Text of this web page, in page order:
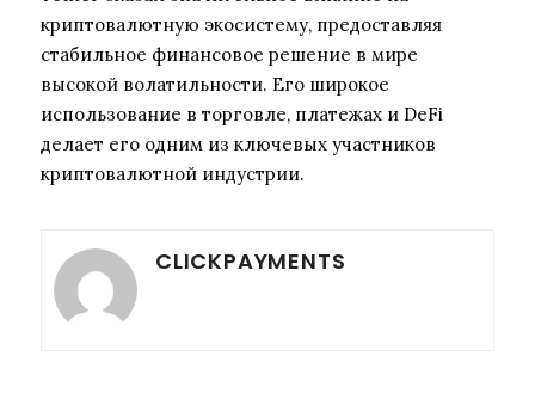
криптовалютную экосистему, предоставляя
стабильное финансовое решение в мире
высокой волатильности. Его широкое
использование в торговле, платежах и DeFi
делает его одним из ключевых участников
криптовалютной индустрии.
CLICKPAYMENTS